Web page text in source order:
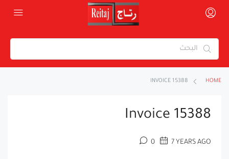
HOME
INVOICE 15388
Invoice 15388
7 YEARS AGO
0